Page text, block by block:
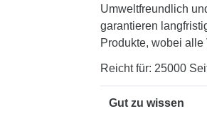
Umweltfreundlich
garantieren
Produkte, wobei
Reicht für: 25000
Gut zu wissen